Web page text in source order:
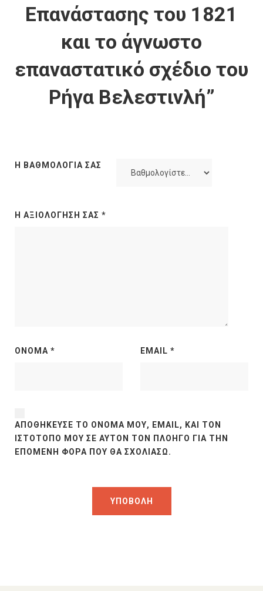
Επανάστασης του 1821
και το άγνωστο
επαναστατικό σχέδιο του
Ρήγα Βελεστινλή”
Η ΒΑΘΜΟΛΟΓΊΑ ΣΑΣ
Η ΑΞΙΟΛΌΓΗΣΉ ΣΑΣ *
ΌΝΟΜΑ * EMAIL *
ΑΠΟΘΉΚΕΥΣΕ ΤΟ ΌΝΟΜΆ ΜΟΥ, EMAIL, ΚΑΙ ΤΟΝ
ΙΣΤΌΤΟΠΟ ΜΟΥ ΣΕ ΑΥΤΌΝ ΤΟΝ ΠΛΟΗΓΌ ΓΙΑ ΤΗΝ
ΕΠΌΜΕΝΗ ΦΟΡΆ ΠΟΥ ΘΑ ΣΧΟΛΙΆΣΩ.